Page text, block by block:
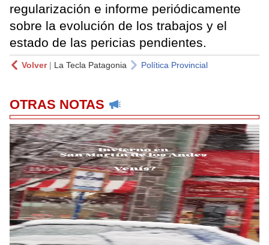
regularización e informe periódicamente
sobre la evolución de los trabajos y el
estado de las pericias pendientes.
Volver| La Tecla Patagonia Política Provincial
OTRAS NOTAS